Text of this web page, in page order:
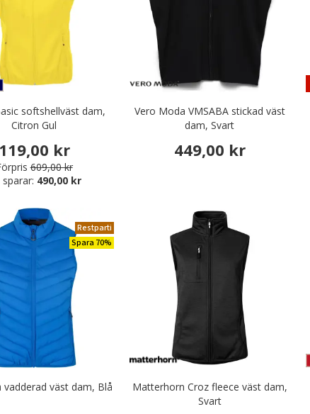
tröjor
/ kjolar
& Fritidskläder
softshellväst dam,
Citron Gul
119,00 kr
609,00 kr
sparar: 490,00 kr
Vero Moda VMSABA stickad väst
dam, Svart
449,00 kr
Restparti
Spara 70%
vadderad väst dam, Blå
Matterhorn Croz fleece väst dam,
Svart